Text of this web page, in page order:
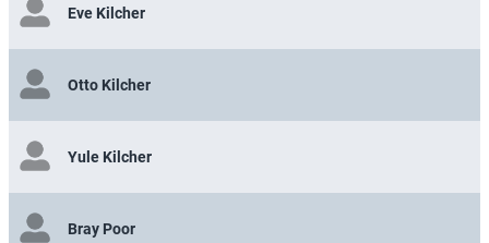
Eve Kilcher
Otto Kilcher
Yule Kilcher
Bray Poor